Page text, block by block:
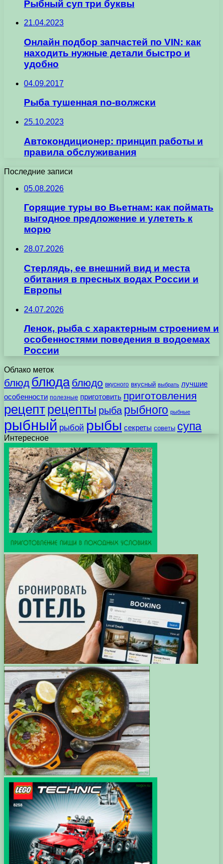
Рыбный суп три буквы
21.04.2023
Онлайн подбор запчастей по VIN: как
находить нужные детали быстро и
удобно
04.09.2017
Рыба тушенная no-волжски
25.10.2023
Автокондиционер: принцип работы и
правила обслуживания
Последние записи
05.08.2026
Горящие туры во Вьетнам: как поймать
выгодное предложение и улететь к
морю
28.07.2026
Стерлядь, ее внешний вид и места
обитания в пресных водах России и
Европы
24.07.2026
Ленок, рыба с характерным строением и
особенностями поведения в водоемах
России
Облако меток
блюд блюда блюдо вкусного вкусный выбрать лучшие
особенности полезные приготовить приготовления
рецептрецепты рыба рыбного рыбные
рыбный рыбой рыбы секреты советы супа
Интересное